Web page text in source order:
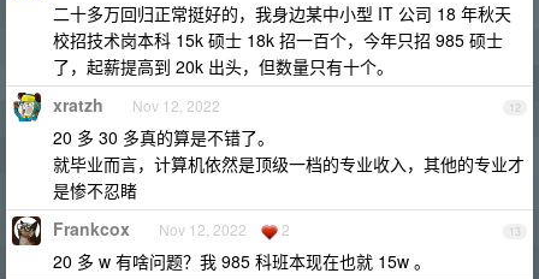
二十多万回归正常挺好的，我身边某中小型 IT 公司 18 年秋天
校招技术岗本科 15k 硕士 18k 招一百个，今年只招 985 硕士
了，起薪提高到 20k 出头，但数量只有十个。
12
xratzh Nov 12, 2022
20 多 30 多真的算是不错了。
就毕业而言，计算机依然是顶级一档的专业收入，其他的专业才
是惨不忍睹
13
Frankcox Nov 12, 2022 2
20 多 w 有啥问题？我 985 科班本现在也就 15w 。